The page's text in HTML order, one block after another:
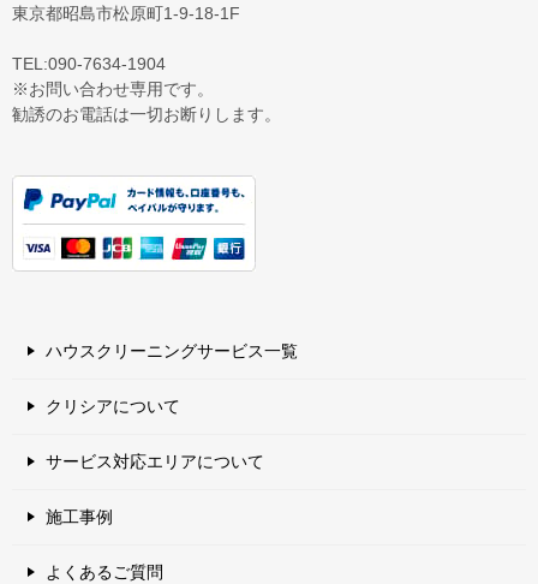
東京都昭島市松原町1-9‐18‐1F
TEL:090-7634-1904
※お問い合わせ専用です。
勧誘のお電話は一切お断りします。
ハウスクリーニングサービス一覧
クリシアについて
サービス対応エリアについて
施工事例
よくあるご質問